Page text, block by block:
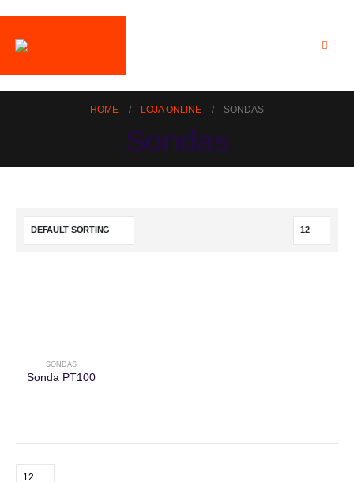
HOME LOJA ONLINE SONDAS
Sondas
SONDAS
Sonda PT100